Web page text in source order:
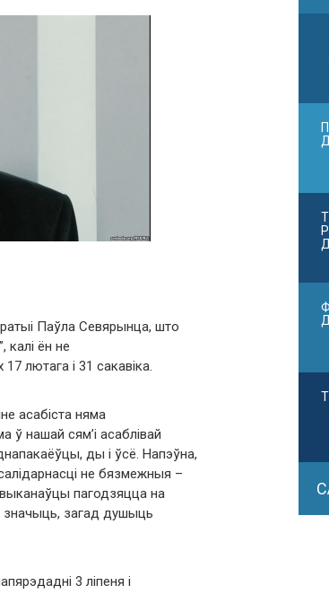
Паўла Севярынца, што
калі ён не
лютага і 31 сакавіка.
асабіста няма
нашай сям’і асаблівай
ды і ўсё. Напэўна,
не бязмежныя –
выканаўцы пагодзяцца на
значыць, загад душыць
3 ліпеня і